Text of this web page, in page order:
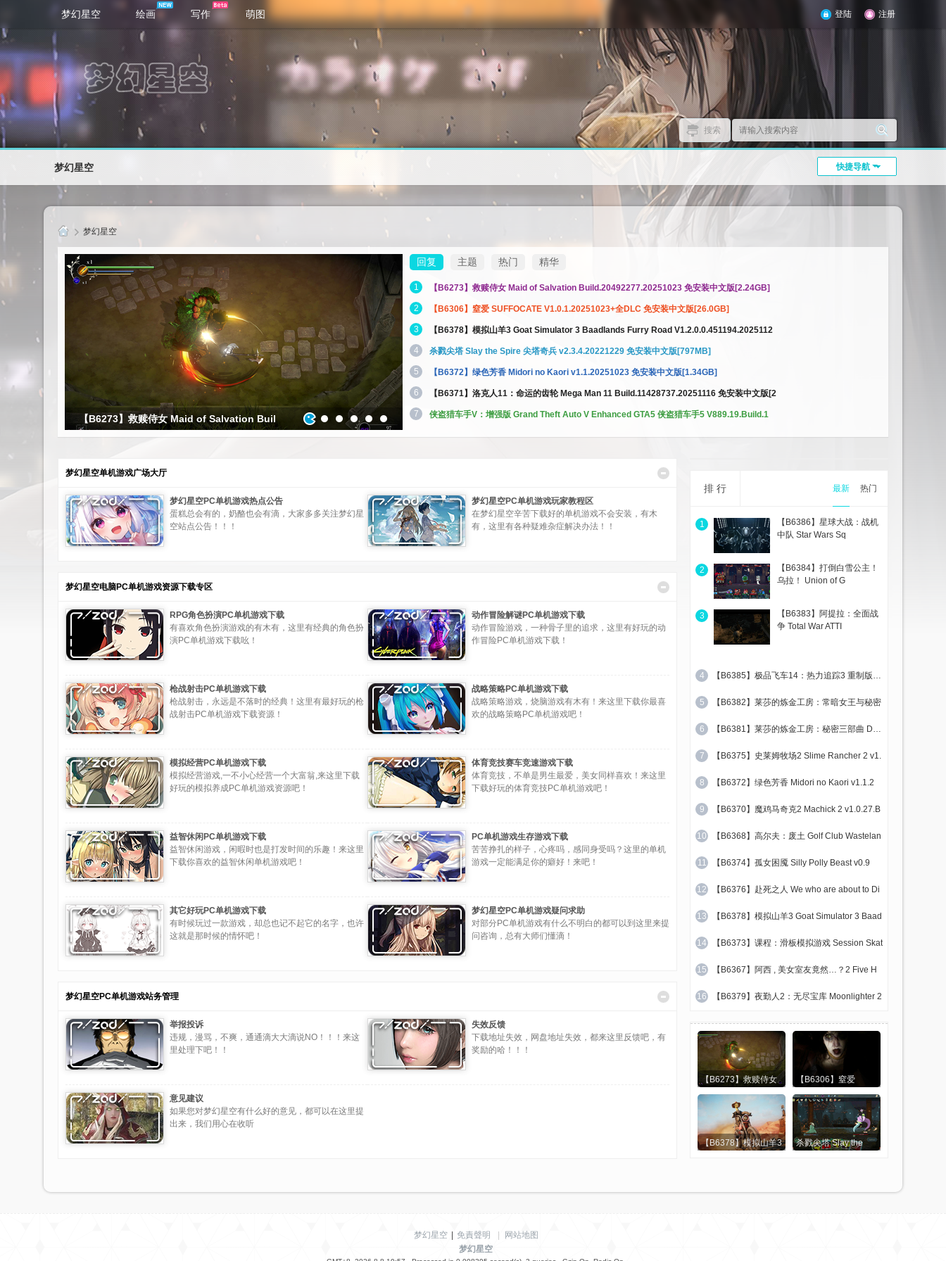
梦幻星空 绘画 写作 萌图 登陆 注册
搜索
快捷导航
梦幻星空
梦
幻
梦幻星空
【B6273】救赎侍女 Maid of Salvation Buil
回复 主题 热门 精华
1 【B6273】救赎侍女 Maid of Salvation Build.20492277.20251023 免安装中文版[2.24GB]
2 【B6306】窒爱 SUFFOCATE V1.0.1.20251023+全DLC 免安装中文版[26.0GB]
3 【B6378】模拟山羊3 Goat Simulator 3 Baadlands Furry Road V1.2.0.0.451194.2025112
4 杀戮尖塔 Slay the Spire 尖塔奇兵 v2.3.4.20221229 免安装中文版[797MB]
5 【B6372】绿色芳香 Midori no Kaori v1.1.20251023 免安装中文版[1.34GB]
6 【B6371】洛克人11：命运的齿轮 Mega Man 11 Build.11428737.20251116 免安装中文版[2
7 侠盗猎车手V：增强版 Grand Theft Auto V Enhanced GTA5 侠盗猎车手5 V889.19.Build.1
梦幻星空单机游戏广场大厅
梦幻星空PC单机游戏热点公告
蛋糕总会有的，奶酪也会有滴，大家多多关注梦幻星
空站点公告！！！
梦幻星空PC单机游戏玩家教程区
在梦幻星空辛苦下载好的单机游戏不会安装，有木
有，这里有各种疑难杂症解决办法！！
梦幻星空电脑PC单机游戏资源下载专区
RPG角色扮演PC单机游戏下载
有喜欢角色扮演游戏的有木有，这里有经典的角色扮
演PC单机游戏下载吆！
动作冒险解谜PC单机游戏下载
动作冒险游戏，一种骨子里的追求，这里有好玩的动
作冒险PC单机游戏下载！
枪战射击PC单机游戏下载
枪战射击，永远是不落时的经典！这里有最好玩的枪
战射击PC单机游戏下载资源！
战略策略PC单机游戏下载
战略策略游戏，烧脑游戏有木有！来这里下载你最喜
欢的战略策略PC单机游戏吧！
模拟经营PC单机游戏下载
模拟经营游戏,一不小心经营一个大富翁,来这里下载
好玩的模拟养成PC单机游戏资源吧！
体育竞技赛车竞速游戏下载
体育竞技，不单是男生最爱，美女同样喜欢！来这里
下载好玩的体育竞技PC单机游戏吧！
益智休闲PC单机游戏下载
益智休闲游戏，闲暇时也是打发时间的乐趣！来这里
下载你喜欢的益智休闲单机游戏吧！
PC单机游戏生存游戏下载
苦苦挣扎的样子，心疼吗，感同身受吗？这里的单机
游戏一定能满足你的癖好！来吧！
其它好玩PC单机游戏下载
有时候玩过一款游戏，却总也记不起它的名字，也许
这就是那时候的情怀吧！
梦幻星空PC单机游戏疑问求助
对部分PC单机游戏有什么不明白的都可以到这里来提
问咨询，总有大师们懂滴！
梦幻星空PC单机游戏站务管理
举报投诉
违规，漫骂，不爽，通通滴大大滴说NO！！！来这
里处理下吧！！
失效反馈
下载地址失效，网盘地址失效，都来这里反馈吧，有
奖励的哈！！！
意见建议
如果您对梦幻星空有什么好的意见，都可以在这里提
出来，我们用心在收听
排 行 最新 热门
1
【B6386】星球大战：战机
中队 Star Wars Sq
2
【B6384】打倒白雪公主！
乌拉！ Union of G
3
【B6383】阿提拉：全面战
争 Total War ATTI
4 【B6385】极品飞车14：热力追踪3 重制版 Ne
5 【B6382】莱莎的炼金工房：常暗女王与秘密
6 【B6381】莱莎的炼金工房：秘密三部曲 DX V
7 【B6375】史莱姆牧场2 Slime Rancher 2 v1.
8 【B6372】绿色芳香 Midori no Kaori v1.1.2
9 【B6370】魔鸡马奇克2 Machick 2 v1.0.27.B
10 【B6368】高尔夫：废土 Golf Club Wastelan
11 【B6374】孤女困魇 Silly Polly Beast v0.9
12 【B6376】赴死之人 We who are about to Di
13 【B6378】模拟山羊3 Goat Simulator 3 Baad
14 【B6373】课程：滑板模拟游戏 Session Skat
15 【B6367】阿西 , 美女室友竟然…？2 Five H
16 【B6379】夜勤人2：无尽宝库 Moonlighter 2
【B6273】救赎侍女
Maid of Salvation
Buil
【B6306】窒爱
SUFFOCATE
V1.0.1.20251023+
【B6378】模拟山羊3
杀戮尖塔 Slay the
梦幻星空 免責聲明
网站地图
梦幻星空